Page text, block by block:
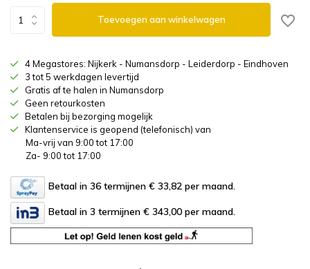
Toevoegen aan winkelwagen
4 Megastores: Nijkerk - Numansdorp - Leiderdorp - Eindhoven
3 tot 5 werkdagen levertijd
Gratis af te halen in Numansdorp
Geen retourkosten
Betalen bij bezorging mogelijk
Klantenservice is geopend (telefonisch) van
Ma-vrij van 9:00 tot 17:00
Za- 9:00 tot 17:00
Betaal in 36 termijnen € 33,82 per maand.
Betaal in 3 termijnen € 343,00 per maand.